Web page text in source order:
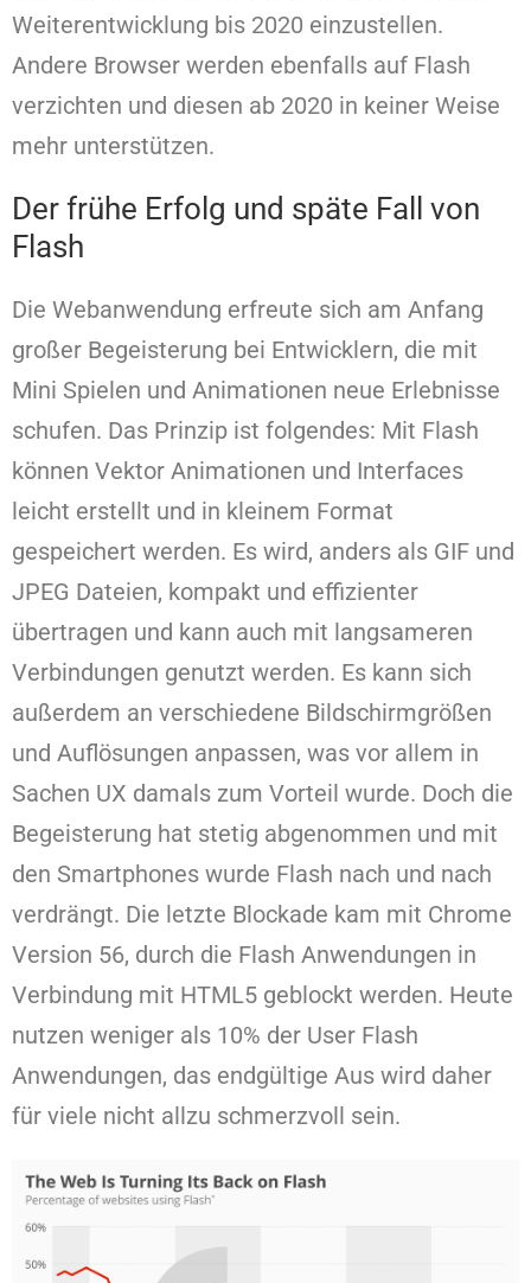
Weiterentwicklung bis 2020 einzustellen.
Andere Browser werden ebenfalls auf Flash
verzichten und diesen ab 2020 in keiner Weise
mehr unterstützen.
Der frühe Erfolg und späte Fall von
Flash
Die Webanwendung erfreute sich am Anfang
großer Begeisterung bei Entwicklern, die mit
Mini Spielen und Animationen neue Erlebnisse
schufen. Das Prinzip ist folgendes: Mit Flash
können Vektor Animationen und Interfaces
leicht erstellt und in kleinem Format
gespeichert werden. Es wird, anders als GIF und
JPEG Dateien, kompakt und effizienter
übertragen und kann auch mit langsameren
Verbindungen genutzt werden. Es kann sich
außerdem an verschiedene Bildschirmgrößen
und Auflösungen anpassen, was vor allem in
Sachen UX damals zum Vorteil wurde. Doch die
Begeisterung hat stetig abgenommen und mit
den Smartphones wurde Flash nach und nach
verdrängt. Die letzte Blockade kam mit Chrome
Version 56, durch die Flash Anwendungen in
Verbindung mit HTML5 geblockt werden. Heute
nutzen weniger als 10% der User Flash
Anwendungen, das endgültige Aus wird daher
für viele nicht allzu schmerzvoll sein.